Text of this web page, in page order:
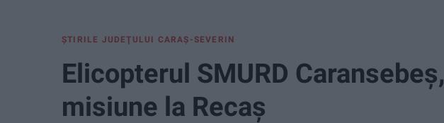
ŞTIRILE JUDEŢULUI CARAŞ-SEVERIN
Elicopterul SMURD Caransebeș,
misiune la Recaș